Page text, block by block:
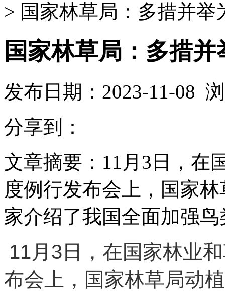
> 国家林草局：多措并
国家林草局：多措
发布日期： 2023-11-08
分享到：
文章摘要： 11月3日，在
度例行发布会上，国家
家介绍了我国全面加强
11月3日，在国家林业
布会上，国家林草局动